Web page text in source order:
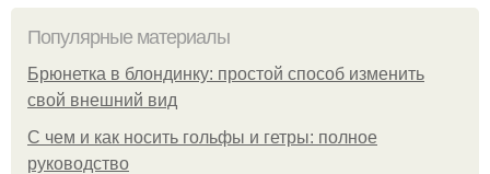
Популярные материалы
Брюнетка в блондинку: простой способ изменить
свой внешний вид
С чем и как носить гольфы и гетры: полное
руководство